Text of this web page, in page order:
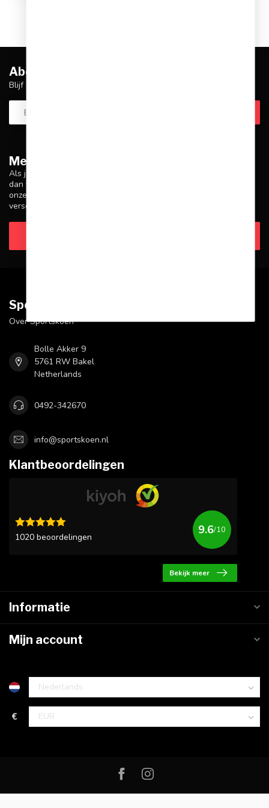
Meer informatie
Als je vragen hebt over onze producten of je aankoop, zorg er
dan voor dat je onze klantenservicepagina bezoekt. Hier vind je
onze bedrijfsgegevens, antwoorden op veelgestelde vragen en
verschillende manieren om contact met ons op te nemen.
Abonneer je op onze nieuwsbrief
Blijf op de hoogte over onze laatste acties
Sportskoen.nl
Over Sportskoen
Bolle Akker 9
5761 RW Bakel
Netherlands
0492-342670
info@sportskoen.nl
Klantbeoordelingen
1020 beoordelingen
9.6/10
Bekijk meer
Informatie
Mijn account
€